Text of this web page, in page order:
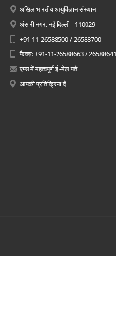
अखिल भारतीय आयुर्विज्ञान संस्थान
अंसारी नगर, नई दिल्ली - 110029
+91-11-26588500 / 26588700
फैक्स: +91-11-26588663 / 26588641
एम्स में महत्वपूर्ण ई -मेल पते
आपकी प्रतिक्रिया दें